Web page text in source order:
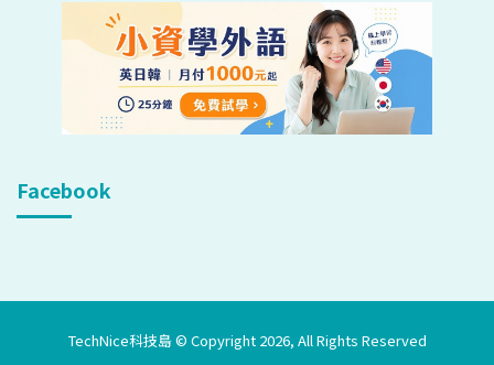
Facebook
TechNice科技島 © Copyright 2026, All Rights Reserved